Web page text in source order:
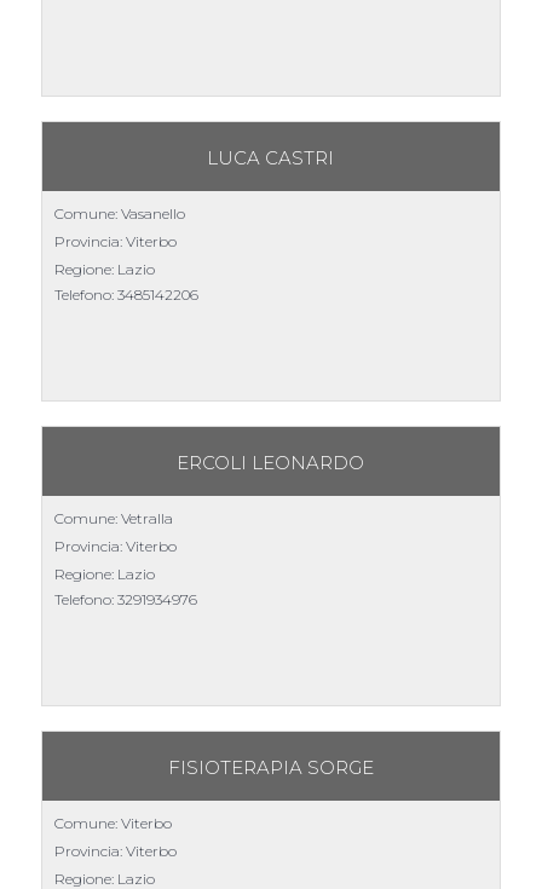
LUCA CASTRI
Comune: Vasanello
Provincia: Viterbo
Regione: Lazio
Telefono: 3485142206
ERCOLI LEONARDO
Comune: Vetralla
Provincia: Viterbo
Regione: Lazio
Telefono: 3291934976
FISIOTERAPIA SORGE
Comune: Viterbo
Provincia: Viterbo
Regione: Lazio